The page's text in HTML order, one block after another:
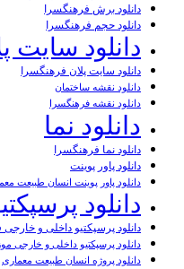
دانلود برش فرهنگسرا
دانلود حجم فرهنگسرا
دانلود سایت
دانلود سایت پلان فرهنگسرا
دانلود نقشه ساختمان
دانلود نقشه فرهنگسرا
دانلود نما
دانلود نما فرهنگسرا
دانلود پاور پوینت
دانلود پاور پوینت انسان طبیعت
دانلود
دانلود پرسپکتیو داخلی و خارجی
دانلود پرسپکتیو داخلی و خارجی
دانلود پروژه انسان طبیعت معماری